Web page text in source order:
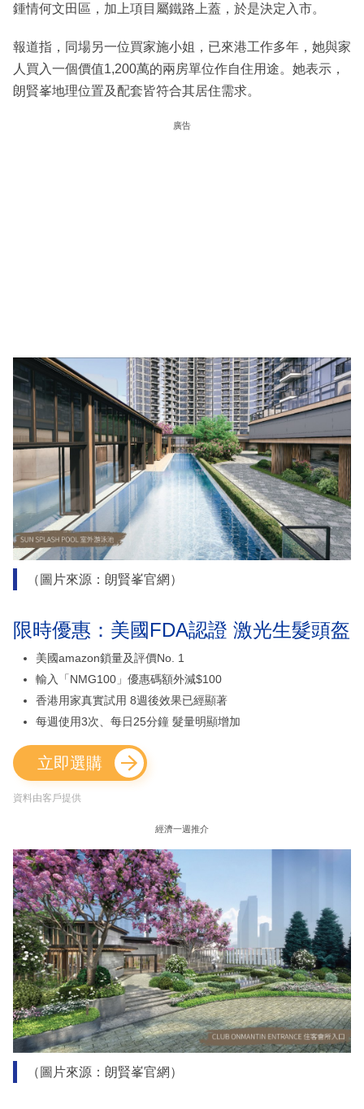
鍾情何文田區，加上項目屬鐵路上蓋，於是決定入市。
報道指，同場另一位買家施小姐，已來港工作多年，她與家
人買入一個價值1,200萬的兩房單位作自住用途。她表示，
朗賢峯地理位置及配套皆符合其居住需求。
廣告
（圖片來源：朗賢峯官網）
限時優惠：美國FDA認證 激光生髮頭盔
美國amazon鎖量及評價No. 1
輸入「NMG100」優惠碼額外減$100
香港用家真實試用 8週後效果已經顯著
每週使用3次、每日25分鐘 髮量明顯增加
立即選購
資料由客戶提供
經濟一週推介
（圖片來源：朗賢峯官網）